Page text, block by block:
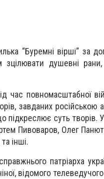
“Буремні вірші” за
зцілювати душевні рани,
час повномасштабної
завданих російською
суть творів.
Пивоваров, Олег
інші.
патріарха
відомого